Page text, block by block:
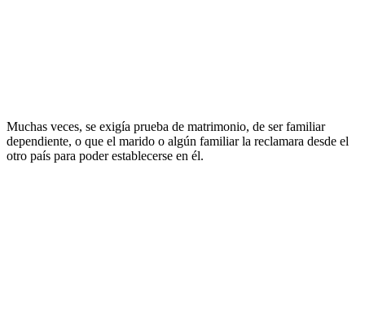
Muchas veces, se exigía prueba de matrimonio, de ser familiar
dependiente, o que el marido o algún familiar la reclamara desde el
otro país para poder establecerse en él.